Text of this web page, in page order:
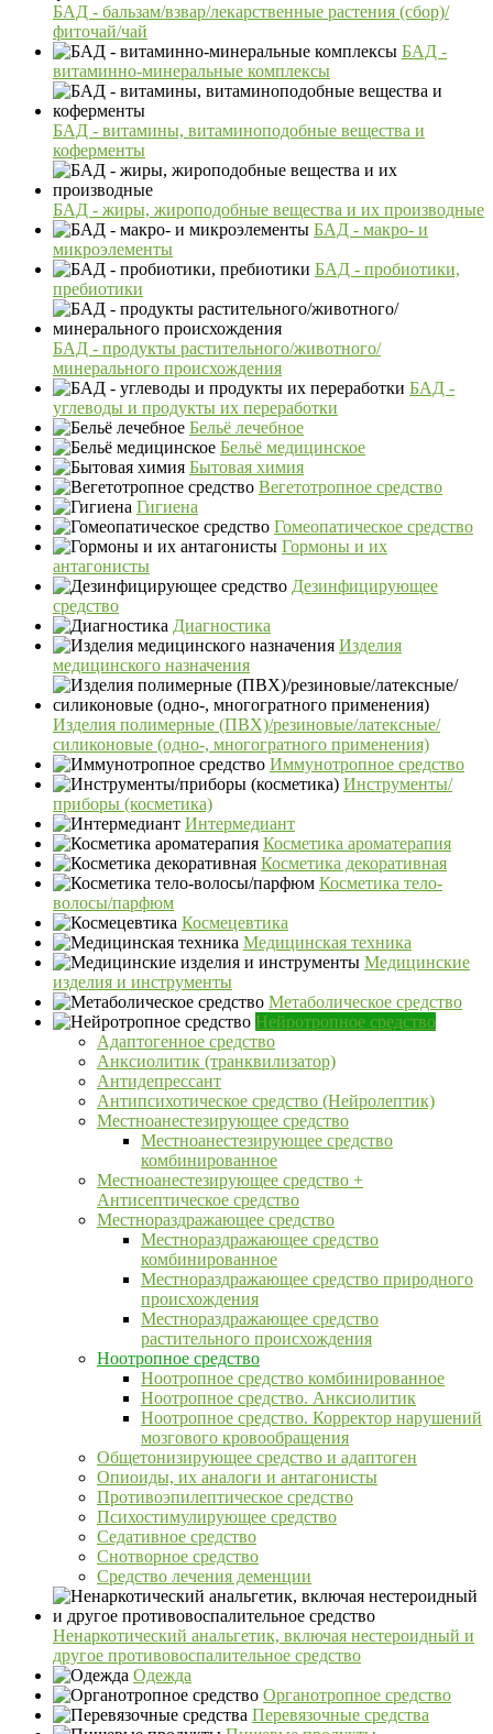
БАД - бальзам/взвар/лекарственные растения (сбор)/
фиточай/чай
БАД -
витаминно-минеральные комплексы
БАД - витамины, витаминоподобные вещества и
коферменты
БАД - жиры, жироподобные вещества и их производные
БАД - макро- и
микроэлементы
БАД - пробиотики,
пребиотики
БАД - продукты растительного/животного/
минерального происхождения
БАД -
углеводы и продукты их переработки
Бельё лечебное
Бельё медицинское
Бытовая химия
Вегетотропное средство
Гигиена
Гомеопатическое средство
Гормоны и их
антагонисты
Дезинфицирующее
средство
Диагностика
Изделия
медицинского назначения
Изделия полимерные (ПВХ)/резиновые/латексные/
силиконовые (одно-, многогратного применения)
Иммунотропное средство
Инструменты/
приборы (косметика)
Интермедиант
Косметика ароматерапия
Косметика декоративная
Косметика тело-
волосы/парфюм
Космецевтика
Медицинская техника
Медицинские
изделия и инструменты
Метаболическое средство
Нейротропное средство
Адаптогенное средство
Анксиолитик (транквилизатор)
Антидепрессант
Антипсихотическое средство (Нейролептик)
Местноанестезирующее средство
Местноанестезирующее средство
комбинированное
Местноанестезирующее средство +
Антисептическое средство
Местнораздражающее средство
Местнораздражающее средство
комбинированное
Местнораздражающее средство природного
происхождения
Местнораздражающее средство
растительного происхождения
Ноотропное средство
Ноотропное средство комбинированное
Ноотропное средство. Анксиолитик
Ноотропное средство. Корректор нарушений
мозгового кровообращения
Общетонизирующее средство и адаптоген
Опиоиды, их аналоги и антагонисты
Противоэпилептическое средство
Психостимулирующее средство
Седативное средство
Снотворное средство
Средство лечения деменции
Ненаркотический анальгетик, включая нестероидный и
другое противовоспалительное средство
Одежда
Органотропное средство
Перевязочные средства